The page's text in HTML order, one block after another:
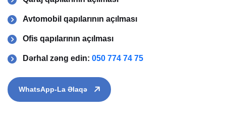
Avtomobil qapılarının açılması
Ofis qapılarının açılması
Dərhal zəng edin: 050 774 74 75
WhatsApp-La Əlaqə